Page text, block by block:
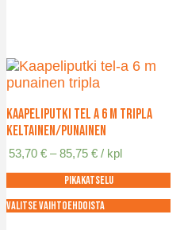
useampi
muunnelma.
Voit
tehdä
valinnat
tuotteen
sivulla.
Kaapeliputki TEL A 6 m tripla
keltainen/punainen
53,70€ – 85,75€Hintaluokka:
-
/ kpl
Pikakatselu
Valitse vaihtoehdoista